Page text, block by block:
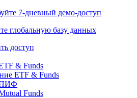
7-дневный демо-доступ
глобальную базу данных
доступ
& Funds
ETF & Funds
ПИФ
Funds